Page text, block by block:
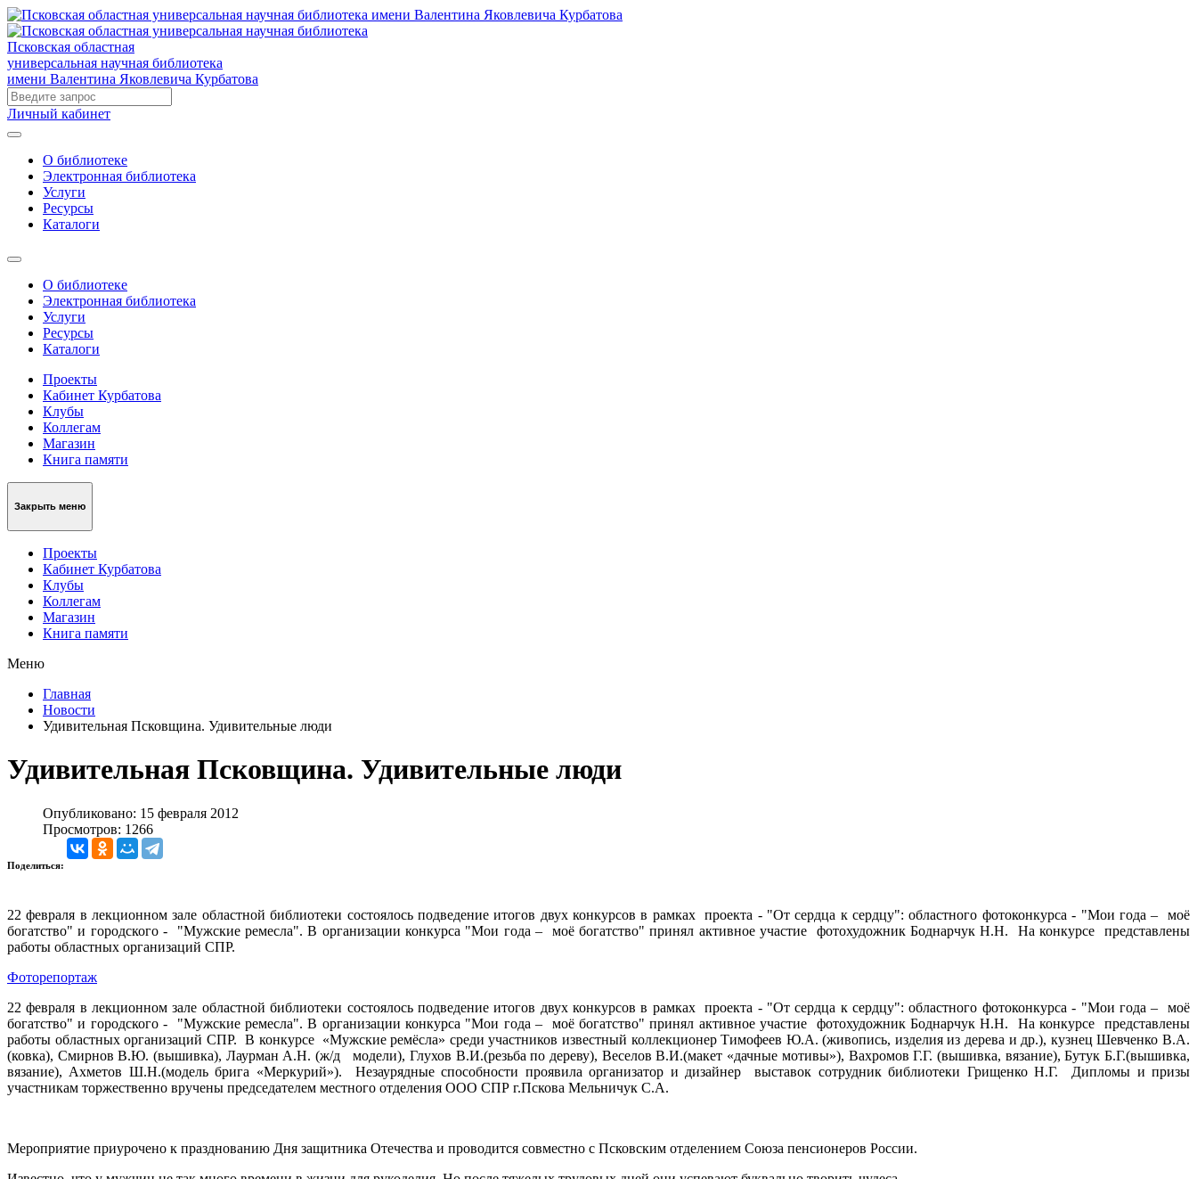
Псковская областная
универсальная научная библиотека
имени Валентина Яковлевича Курбатова
Личный кабинет
О библиотеке
Электронная библиотека
Услуги
Ресурсы
Каталоги
О библиотеке
Электронная библиотека
Услуги
Ресурсы
Каталоги
Проекты
Кабинет Курбатова
Клубы
Коллегам
Магазин
Книга памяти
Закрыть меню
Проекты
Кабинет Курбатова
Клубы
Коллегам
Магазин
Книга памяти
Меню
Главная
Новости
Удивительная Псковщина. Удивительные люди
Удивительная Псковщина. Удивительные люди
Опубликовано: 15 февраля 2012
Просмотров: 1266
Поделиться:
22 февраля в лекционном зале областной библиотеки состоялось подведение итогов двух конкурсов в рамках проекта - "От сердца к сердцу": областного фотоконкурса - "Мои года – моё
богатство" и городского - "Мужские ремесла". В организации конкурса "Мои года – моё богатство" принял активное участие фотохудожник Боднарчук Н.Н. На конкурсе представлены
работы областных организаций СПР.
Фоторепортаж
22 февраля в лекционном зале областной библиотеки состоялось подведение итогов двух конкурсов в рамках проекта - "От сердца к сердцу": областного фотоконкурса - "Мои года – моё
богатство" и городского - "Мужские ремесла". В организации конкурса "Мои года – моё богатство" принял активное участие фотохудожник Боднарчук Н.Н. На конкурсе представлены
работы областных организаций СПР. В конкурсе «Мужские ремёсла» среди участников известный коллекционер Тимофеев Ю.А. (живопись, изделия из дерева и др.), кузнец Шевченко В.А.
(ковка), Смирнов В.Ю. (вышивка), Лаурман А.Н. (ж/д модели), Глухов В.И.(резьба по дереву), Веселов В.И.(макет «дачные мотивы»), Вахромов Г.Г. (вышивка, вязание), Бутук Б.Г.(вышивка,
вязание), Ахметов Ш.Н.(модель брига «Меркурий»). Незаурядные способности проявила организатор и дизайнер выставок сотрудник библиотеки Грищенко Н.Г. Дипломы и призы
участникам торжественно вручены председателем местного отделения ООО СПР г.Пскова Мельничук С.А.
Мероприятие приурочено к празднованию Дня защитника Отечества и проводится совместно с Псковским отделением Союза пенсионеров России.